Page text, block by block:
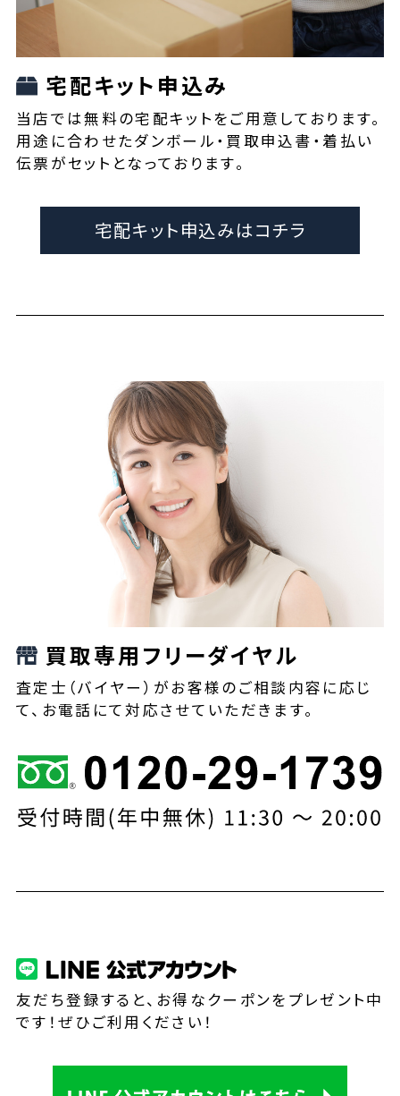
宅配キット申込み
当店では無料の宅配キットをご用意しております。
用途に合わせたダンボール・買取申込書・着払い
伝票がセットとなっております。
宅配キット申込みはコチラ
買取専用フリーダイヤル
査定士（バイヤー）がお客様のご相談内容に応じ
て、お電話にて対応させていただきます。
友だち登録すると、お得なクーポンをプレゼント中
です！ぜひご利用ください！